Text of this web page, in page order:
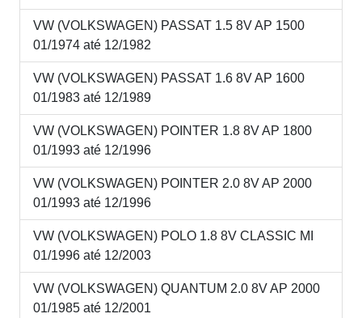
VW (VOLKSWAGEN) PASSAT 1.5 8V AP 1500
01/1974 até 12/1982
VW (VOLKSWAGEN) PASSAT 1.6 8V AP 1600
01/1983 até 12/1989
VW (VOLKSWAGEN) POINTER 1.8 8V AP 1800
01/1993 até 12/1996
VW (VOLKSWAGEN) POINTER 2.0 8V AP 2000
01/1993 até 12/1996
VW (VOLKSWAGEN) POLO 1.8 8V CLASSIC MI
01/1996 até 12/2003
VW (VOLKSWAGEN) QUANTUM 2.0 8V AP 2000
01/1985 até 12/2001